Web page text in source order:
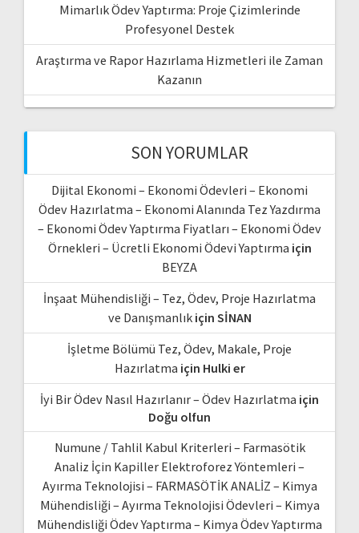
Mimarlık Ödev Yaptırma: Proje Çizimlerinde
Profesyonel Destek
Araştırma ve Rapor Hazırlama Hizmetleri ile Zaman
Kazanın
SON YORUMLAR
Dijital Ekonomi – Ekonomi Ödevleri – Ekonomi
Ödev Hazırlatma – Ekonomi Alanında Tez Yazdırma
– Ekonomi Ödev Yaptırma Fiyatları – Ekonomi Ödev
Örnekleri – Ücretli Ekonomi Ödevi Yaptırma için
BEYZA
İnşaat Mühendisliği – Tez, Ödev, Proje Hazırlatma
ve Danışmanlıkiçin SİNAN
İşletme Bölümü Tez, Ödev, Makale, Proje
Hazırlatma için Hulki er
İyi Bir Ödev Nasıl Hazırlanır – Ödev Hazırlatma için
Doğu olfun
Numune / Tahlil Kabul Kriterleri – Farmasötik
Analiz İçin Kapiller Elektroforez Yöntemleri –
Ayırma Teknolojisi – FARMASÖTİK ANALİZ – Kimya
Mühendisliği – Ayırma Teknolojisi Ödevleri – Kimya
Mühendisliği Ödev Yaptırma – Kimya Ödev Yaptırma